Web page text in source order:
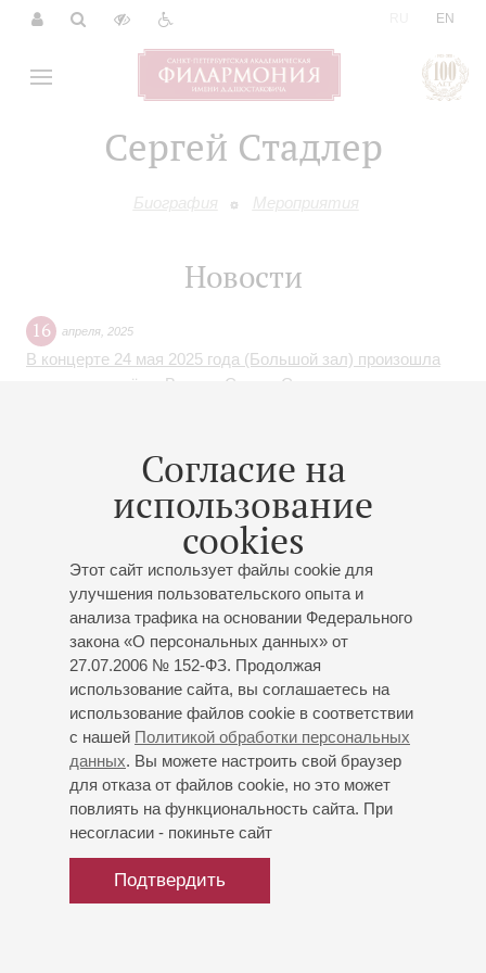
EN
Сергей Стадлер
Биография Мероприятия
Согласие на
использование
cookies
Этот сайт использует файлы cookie для
улучшения пользовательского опыта и
анализа трафика на основании Федерального
закона «О персональных данных» от
27.07.2006 № 152-ФЗ. Продолжая
использование сайта, вы соглашаетесь на
использование файлов cookie в соответствии
с нашей Политикой обработки персональных
данных. Вы можете настроить свой браузер
для отказа от файлов cookie, но это может
повлиять на функциональность сайта. При
несогласии - покиньте сайт
Подтвердить
Новости
16 апреля 2025
В концерте 24 мая 2025 года (Большой зал) произошла
замена дирижёра. Вместо Сергея Стадлера выступит
«Славянские танцы» Дворжака
В концерте 17 июня (Малый зал) произошли изменения в
программе. Концерт пройдёт под названием «В честь
Паганини». Прозвучат сочинения Шнитке, Бетховена,
Шуберта, Россини, Крейцера, Шерлинга и Паганини
января, 2016
Акция в последние дни января